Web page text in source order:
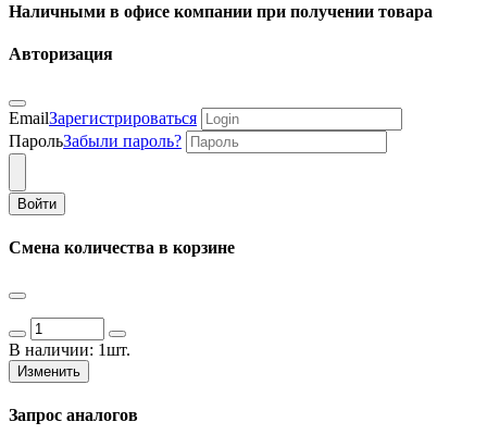
Наличными в офисе компании при получении товара
Авторизация
EmailЗарегистрироваться
ПарольЗабыли пароль?
Войти
Смена количества в корзине
В наличии: 1шт.
Изменить
Запрос аналогов